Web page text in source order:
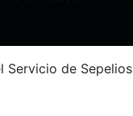
de